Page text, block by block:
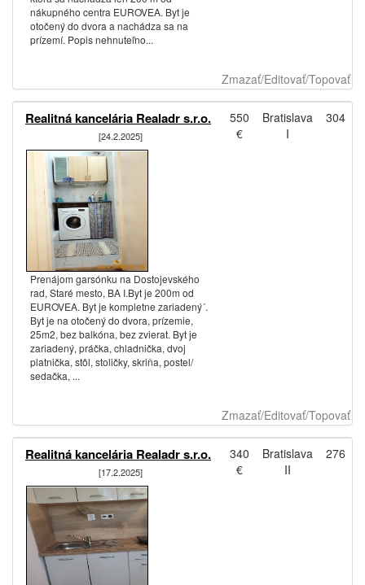
nákupného centra EUROVEA. Byt je
otočený do dvora a nachádza sa na
prízemí. Popis nehnuteľno...
Zmazať/Editovať/Topovať
Realitná kancelária Realadr s.r.o.
[24.2.2025]
Prenájom garsónku na Dostojevského
rad, Staré mesto, BA I.Byt je 200m od
EUROVEA. Byt je kompletne zariadený´.
Byt je na otočený do dvora, prízemie,
25m2, bez balkóna, bez zvierat. Byt je
zariadený, práčka, chladnička, dvoj
platnička, stôl, stoličky, skriňa, postel/
sedačka, ...
550
€
Bratislava
I
304
Zmazať/Editovať/Topovať
Realitná kancelária Realadr s.r.o.
[17.2.2025]
340
€
Bratislava
II
276